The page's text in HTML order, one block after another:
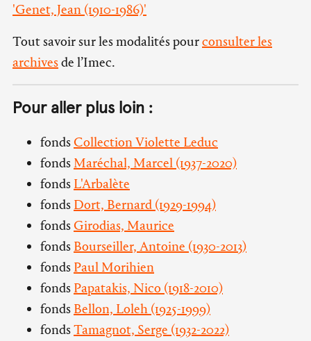
'Genet, Jean (1910-1986)'
Tout savoir sur les modalités pourconsulter les
archivesde l’Imec.
Pour aller plus loin :
fondsCollection Violette Leduc
fonds Maréchal, Marcel (1937-2020)
fonds L'Arbalète
fonds Dort, Bernard (1929-1994)
fondsGirodias, Maurice
fonds Bourseiller, Antoine (1930-2013)
fonds Paul Morihien
fonds Papatakis, Nico (1918-2010)
fonds Bellon, Loleh (1925-1999)
fondsTamagnot, Serge (1932-2022)